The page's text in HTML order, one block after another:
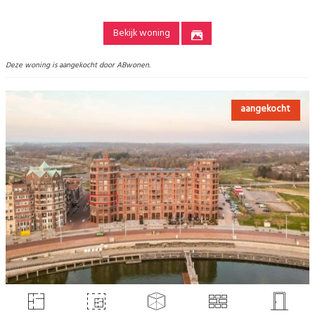
Bekijk woning
Deze woning is aangekocht door ABwonen.
aangekocht